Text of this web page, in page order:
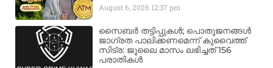
August 6, 2026 12:37 pm
സൈബർ തട്ടിപ്പുകൾ; പൊതുജനങ്ങൾ
ജാഗ്രത പാലിക്കണമെന്ന് കുവൈത്ത്
സിട്ര: ജൂലൈ മാസം ലഭിച്ചത് 156
പരാതികൾ